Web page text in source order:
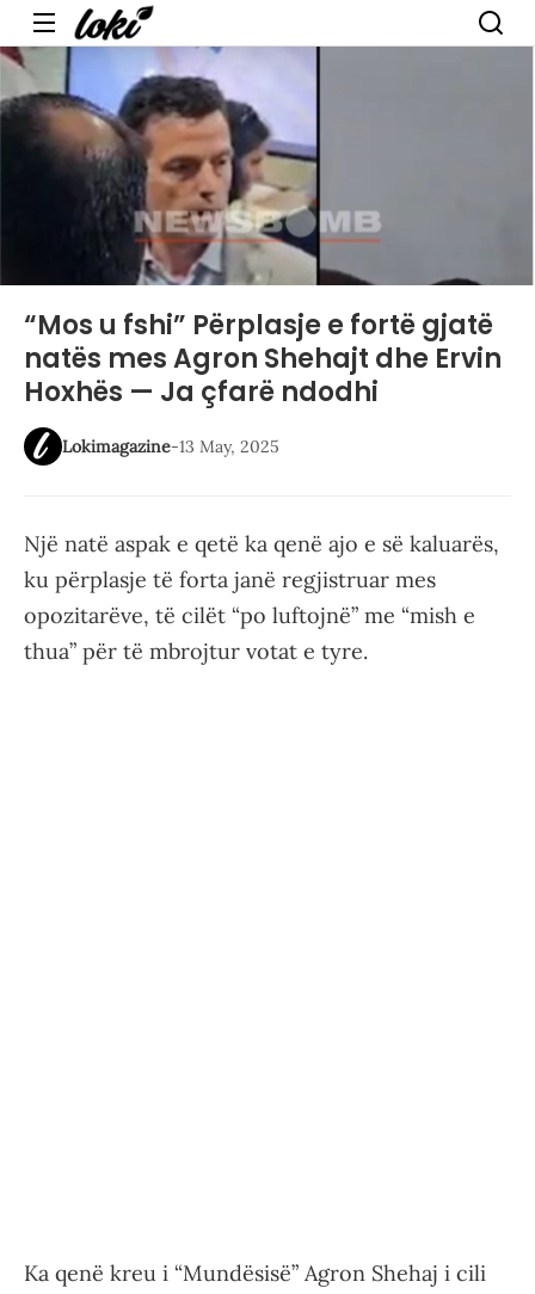
Menu
“Mos u fshi” Përplasje e fortë gjatë
natës mes Agron Shehajt dhe Ervin
Hoxhës — Ja çfarë ndodhi
Lokimagazine-13 May, 2025
Një natë aspak e qetë ka qenë ajo e së kaluarës,
ku përplasje të forta janë regjistruar mes
opozitarëve, të cilët “po luftojnë” me “mish e
thua” për të mbrojtur votat e tyre.
Ka qenë kreu i “Mundësisë” Agron Shehaj i cili